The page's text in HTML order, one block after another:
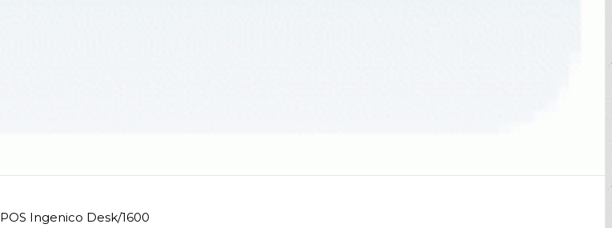
POS Ingenico Desk/1600